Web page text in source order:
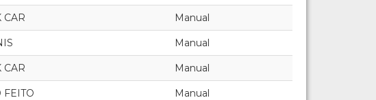
CAR Manual
Manual
CAR Manual
FEITO Manual